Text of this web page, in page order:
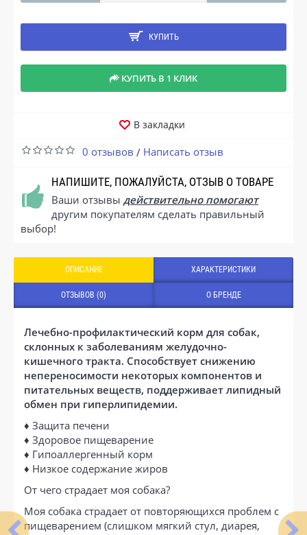
КУПИТЬ
КУПИТЬ В 1 КЛИК
В закладки
0 отзывов / Написать отзыв
НАПИШИТЕ, ПОЖАЛУЙСТА, ОТЗЫВ О ТОВАРЕ
Ваши отзывы действительно помогают
другим покупателям сделать правильный
выбор!
ОПИСАНИЕ ХАРАКТЕРИСТИКИ
ОТЗЫВОВ (0) О БРЕНДЕ
Лечебно-профилактический корм для собак,
склонных к заболеваниям желудочно-
кишечного тракта. Способствует снижению
непереносимости некоторых компонентов и
питательных веществ, поддерживает липидный
обмен при гиперлипидемии.
♦ Защита печени
♦ Здоровое пищеварение
♦ Гипоаллергенный корм
♦ Низкое содержание жиров
От чего страдает моя собака?
Моя собака страдает от повторяющихся проблем с
пищеварением (слишком мягкий стул, диарея,